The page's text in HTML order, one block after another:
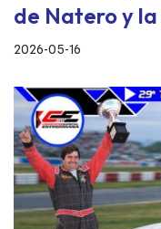
de Natero y
2026-05-16